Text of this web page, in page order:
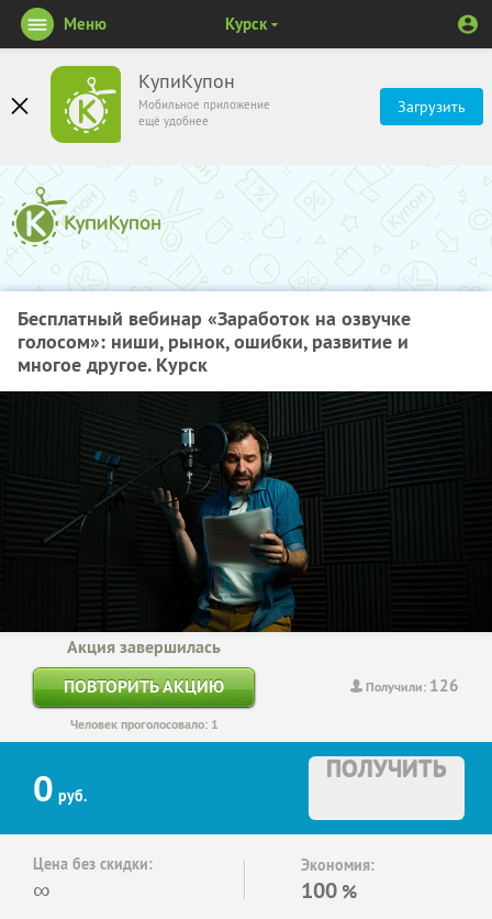
КупиКупон
Мобильное приложение
ещё удобнее
Загрузить
Меню Курск
Бесплатный вебинар «Заработок на озвучке
голосом»: ниши, рынок, ошибки, развитие и
многое другое. Курск
Получили: 126
Акция завершилась
ПОВТОРИТЬ АКЦИЮ
Человек проголосовало: 1
0 руб.
ПОЛУЧИТЬ
Цена без скидки:
∞
Экономия:
100 %